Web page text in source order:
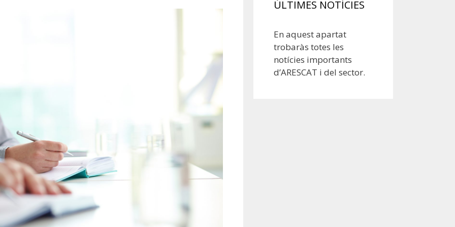
ÚLTIMES NOTÍCIES
En aquest apartat
trobaràs totes les
notícies importants
d’ARESCAT i del sector.